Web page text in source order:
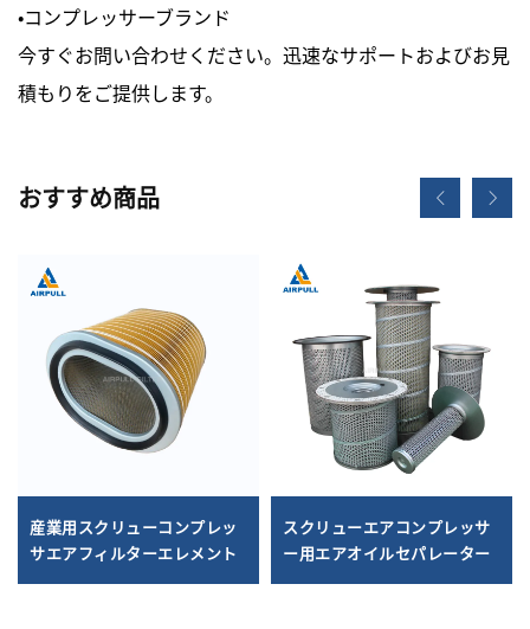
・コンプレッサーブランド
今すぐお問い合わせください。迅速なサポートおよびお見
積もりをご提供します。
おすすめ商品
産業用スクリューコンプレッ
サエアフィルターエレメント
スクリューエアコンプレッサ
ー用エアオイルセパレーター